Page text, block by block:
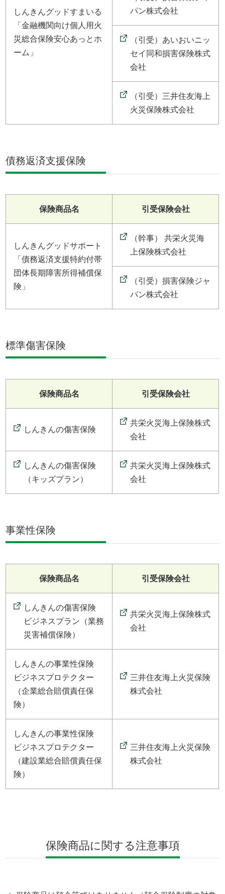
しんきんグッドすまいる
「金融機関向け個人用火
災総合保険安心あっとホ
ーム」
パン株式会社
（引受）あいおいニッ
セイ同和損害保険株式
会社
（引受）三井住友海上
火災保険株式会社
債務返済支援保険
保険商品名 引受保険会社
しんきんグッドサポート
「債務返済支援特約付帯
団体長期障害所得補償保
険」
（幹事） 共栄火災海
上保険株式会社
（引受）損害保険ジャ
パン株式会社
標準傷害保険
保険商品名 引受保険会社
しんきんの傷害保険
共栄火災海上保険株式
会社
しんきんの傷害保険
（キッズプラン）
共栄火災海上保険株式
会社
事業性保険
保険商品名 引受保険会社
しんきんの傷害保険
ビジネスプラン（業務
災害補償保険）
共栄火災海上保険株式
会社
しんきんの事業性保険
ビジネスプロテクター
（企業総合賠償責任保
険）
三井住友海上火災保険
株式会社
しんきんの事業性保険
ビジネスプロテクター
（建設業総合賠償責任保
険）
三井住友海上火災保険
株式会社
保険商品に関する注意事項